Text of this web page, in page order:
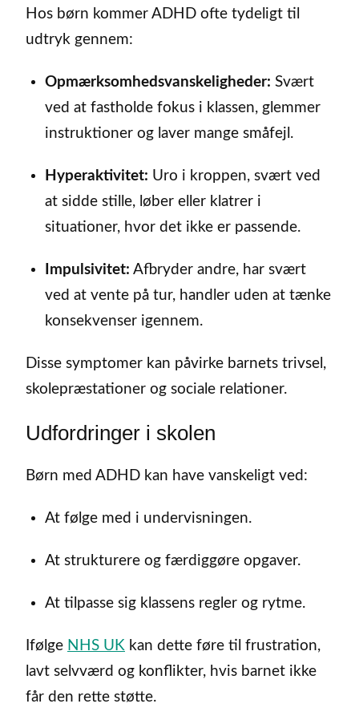
Hos børn kommer ADHD ofte tydeligt til
udtryk gennem:
Opmærksomhedsvanskeligheder: Svært
ved at fastholde fokus i klassen, glemmer
instruktioner og laver mange småfejl.
Hyperaktivitet: Uro i kroppen, svært ved
at sidde stille, løber eller klatrer i
situationer, hvor det ikke er passende.
Impulsivitet: Afbryder andre, har svært
ved at vente på tur, handler uden at tænke
konsekvenser igennem.
Disse symptomer kan påvirke barnets trivsel,
skolepræstationer og sociale relationer.
Udfordringer i skolen
Børn med ADHD kan have vanskeligt ved:
At følge med i undervisningen.
At strukturere og færdiggøre opgaver.
At tilpasse sig klassens regler og rytme.
Ifølge NHS UK kan dette føre til frustration,
lavt selvværd og konflikter, hvis barnet ikke
får den rette støtte.